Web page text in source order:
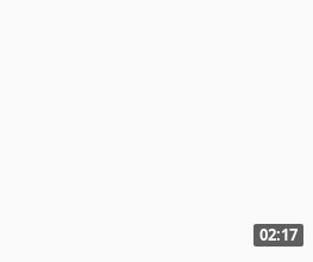
02:17